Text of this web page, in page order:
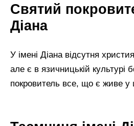
Святий
Діана
У імені Діана відсутня
але є в язичницькій культурі
покровитель все, що є живе у